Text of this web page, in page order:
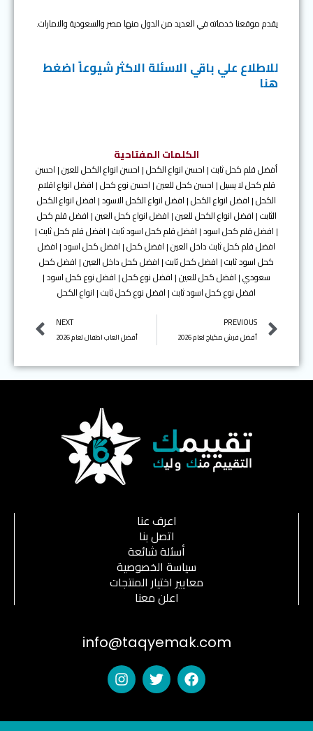
يقدم موقعنا خدماته في العديد من الدول منها مصر والسعودية والامارات.
للاطلاع علي باقي الاسئلة الاكثر شيوعاً اضغط
هنا
الكلمات المفتاحية
أفضل قلم كحل ثابت | احسن انواع الكحل | احسن انواع الكحل للعين | احسن
قلم كحل لا يسيل | احسن كحل للعين | احسن نوع كحل | افضل انواع اقلام
الكحل | افضل انواع الكحل | افضل انواع الكحل الاسود | افضل انواع الكحل
الثابت | افضل انواع الكحل للعين | افضل انواع كحل العين | افضل قلم كحل
| افضل قلم كحل اسود | افضل قلم كحل اسود ثابت | افضل قلم كحل ثابت |
افضل قلم كحل ثابت داخل العين | افضل كحل | افضل كحل اسود | افضل
كحل اسود ثابت | افضل كحل ثابت | افضل كحل داخل العين | افضل كحل
سعودي | افضل كحل للعين | افضل نوع كحل | افضل نوع كحل اسود |
افضل نوع كحل اسود ثابت | افضل نوع كحل ثابت | انواع الكحل
Prev
PREVIOUS
أفضل فرش مكياج لعام 2026
NEXT
أفضل العاب اطفال لعام 2026
اعرف عنا
اتصل بنا
أسئلة شائعة
سياسة الخصوصية
معايير اختيار المنتجات
اعلن معنا
info@taqyemak.com
F
a
c
T
w
i
I
n
s